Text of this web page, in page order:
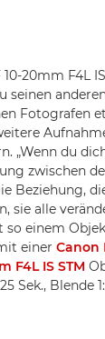
20mm F4L
seinen
Fotografen
„Wenn du
zwischen
Beziehung,
sie alle
so einem
einer Canon
F4L IS STM
Sek., Blende